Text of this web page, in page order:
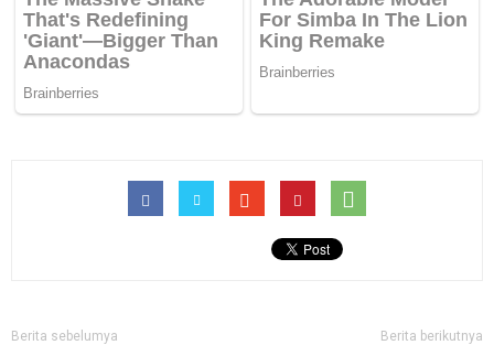
Berita sebelumya Berita berikutnya